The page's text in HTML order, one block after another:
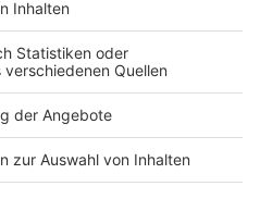
Kontakt
Studio-Hotline
Verkehrs-Hotline